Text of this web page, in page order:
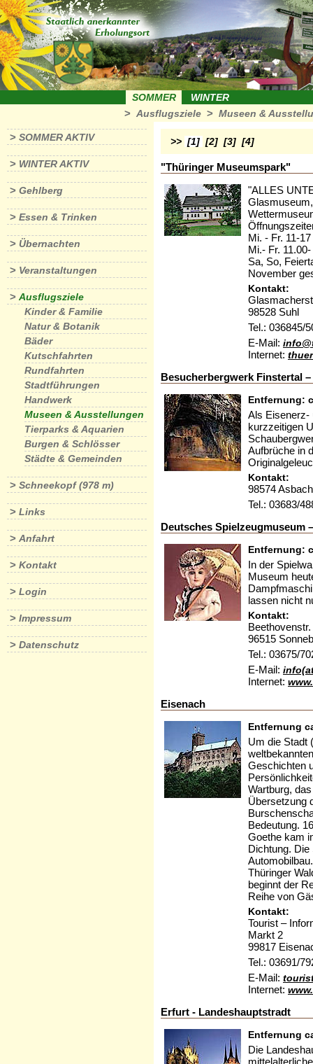
SOMMER WINTER
> Ausflugsziele > Museen &
> SOMMER AKTIV
> WINTER AKTIV
> Gehlberg
> Essen & Trinken
> Übernachten
> Veranstaltungen
> Ausflugsziele
Kinder & Familie
Natur & Botanik
Bäder
Kutschfahrten
Rundfahrten
Stadtführungen
Handwerk
Museen & Ausstellungen
Tierparks & Aquarien
Burgen & Schlösser
Städte & Gemeinden
> Schneekopf (978 m)
> Links
> Anfahrt
> Kontakt
> Login
> Impressum
> Datenschutz
>> [1] [2] [3] [4]
"Thüringer Museumspark"
"ALLES
Mi. - Fr. 11-
Mi.- Fr.
Sa, So,
November
Kontakt:
98528 Suhl
Tel.: 036845/
E-Mail:
Internet:
Besucherbergwerk Finstertal
Entfernung:
Als Eisenerz-
kurzzeitigen
Aufbrüche in
Kontakt:
98574 Asbach
Tel.: 03683/
Deutsches Spielzeugmuseum
Entfernung:
In der
Museum
lassen nicht
Kontakt:
Beethovenstr.
96515
Tel.: 03675/
E-Mail:
Internet:
Eisenach
Entfernung
Um die Stadt
Geschichten
Wartburg,
Übersetzung
Bedeutung.
Goethe kam
Dichtung. Die
Thüringer
beginnt der
Reihe von
Kontakt:
Tourist –
Markt 2
99817
Tel.: 03691/
E-Mail:
Internet:
Erfurt - Landeshauptstradt
Entfernung
Die